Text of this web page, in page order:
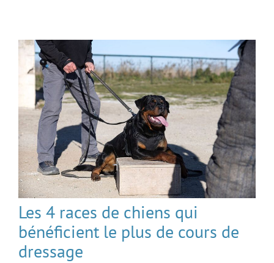
Les 4 races de chiens qui
bénéficient le plus de cours de
dressage